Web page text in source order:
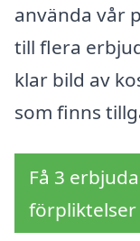
använda vår
till flera
klar bild av
som finns
Få 3
förpliktelser